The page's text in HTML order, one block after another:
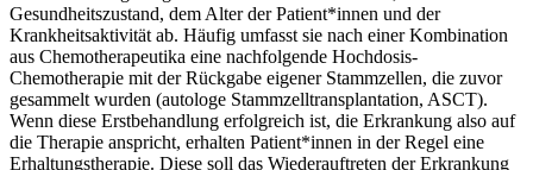
Gesundheitszustand, dem Alter der Patient*innen und der
Krankheitsaktivität ab. Häufig umfasst sie nach einer Kombination
aus Chemotherapeutika eine nachfolgende Hochdosis-
Chemotherapie mit der Rückgabe eigener Stammzellen, die zuvor
gesammelt wurden (autologe Stammzelltransplantation, ASCT).
Wenn diese Erstbehandlung erfolgreich ist, die Erkrankung also auf
die Therapie anspricht, erhalten Patient*innen in der Regel eine
Erhaltungstherapie. Diese soll das Wiederauftreten der Erkrankung